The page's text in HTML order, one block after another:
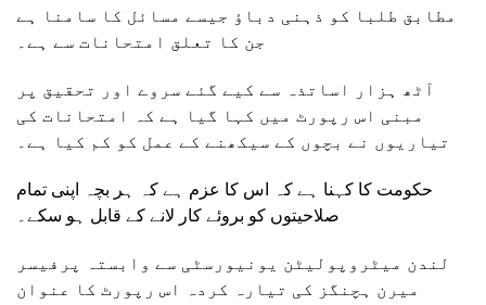
مطابق طلبا کو ذہنی دباؤ جیسے مسائل کا سامنا ہے
جن کا تعلق امتحانات سے ہے۔
آٹھ ہزار اساتذہ سے کیے گئے سروے اور تحقیق پر
مبنی اس رپورٹ میں کہا گیا ہے کہ امتحانات کی
تیاریوں نے بچوں کے سیکھنے کے عمل کو کم کیا ہے۔
حکومت کا کہنا ہے کہ اس کا عزم ہے کہ ہر بچہ اپنی تمام
صلاحیتوں کو بروئے کار لانے کے قابل ہو سکے۔
لندن میٹروپولیٹن یونیورسٹی سے وابستہ پرفیسر
میرن ہچنگز کی تیارہ کردہ اس رپورٹ کا عنوان